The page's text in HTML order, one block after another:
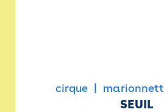
cirque
SEUIL